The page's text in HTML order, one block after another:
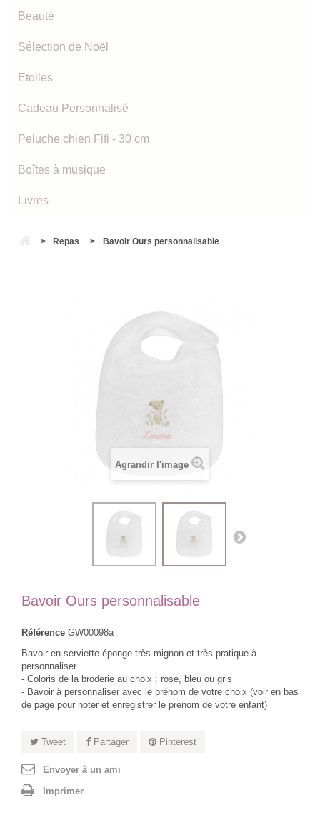
Beauté
Sélection de Noël
Etoiles
Cadeau Personnalisé
Peluche chien Fifi - 30 cm
Boîtes à musique
Livres
> Repas > Bavoir Ours personnalisable
Agrandir l'image
Bavoir Ours personnalisable
Référence GW00098a
Bavoir en serviette éponge très mignon et très pratique à
personnaliser.
- Coloris de la broderie au choix : rose, bleu ou gris
- Bavoir à personnaliser avec le prénom de votre choix (voir en bas
de page pour noter et enregistrer le prénom de votre enfant)
Tweet Partager Pinterest
Envoyer à un ami
Imprimer